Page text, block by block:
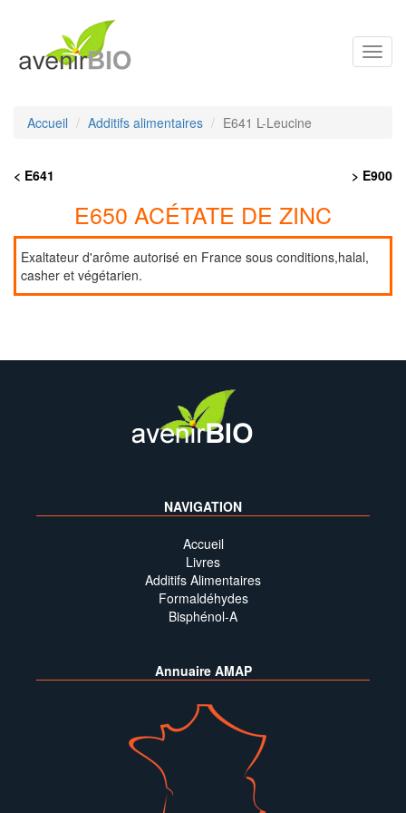
Accueil Additifs alimentaires E641 L-Leucine
< E641 > E900
E650 ACÉTATE DE ZINC
Exaltateur d'arôme autorisé en France sous conditions,halal,
casher et végétarien.
NAVIGATION
Accueil
Livres
Additifs Alimentaires
Formaldéhydes
Bisphénol-A
Annuaire AMAP